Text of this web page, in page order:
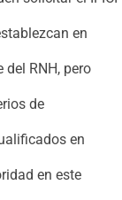
en
RNH, pero
de
en
en este